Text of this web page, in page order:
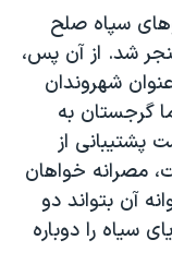
سپاه صلح
شد. از آن پس،
شهروندان
گرجستان به
پشتیبانی از
مصرانه خواهان
آن بتواند دو
سیاه را دوباره